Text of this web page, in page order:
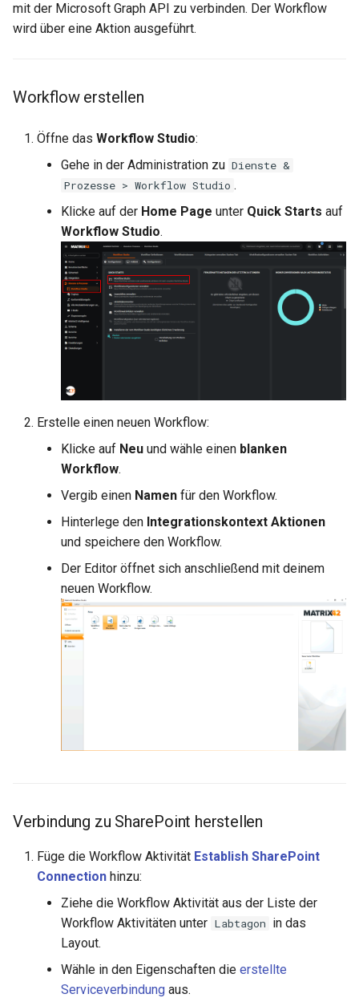
mit der Microsoft Graph API zu verbinden. Der Workflow
wird über eine Aktion ausgeführt.
Workflow erstellen
Öffne das Workflow Studio:
Gehe in der Administration zu Dienste &
Prozesse > Workflow Studio .
Klicke auf der Home Page unter Quick Starts auf
Workflow Studio.
Erstelle einen neuen Workflow:
Klicke auf Neu und wähle einen blanken
Workflow.
Vergib einen Namen für den Workflow.
Hinterlege den Integrationskontext Aktionen
und speichere den Workflow.
Der Editor öffnet sich anschließend mit deinem
neuen Workflow.
Verbindung zu SharePoint herstellen
Füge die Workflow Aktivität Establish SharePoint
Connection hinzu:
Ziehe die Workflow Aktivität aus der Liste der
Workflow Aktivitäten unter Labtagon in das
Layout.
Wähle in den Eigenschaften die erstellte
Serviceverbindung aus.